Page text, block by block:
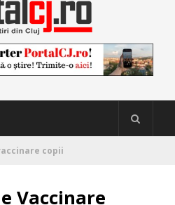
copii
Vaccinare